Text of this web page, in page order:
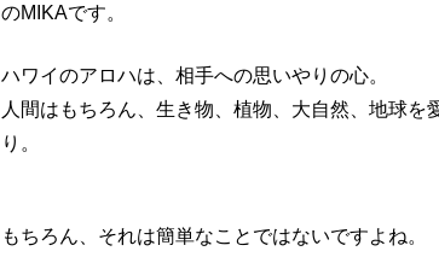
のMIKAです。
ハワイのアロハは、相手への思いやりの心。
人間はもちろん、生き物、植物、大自然、地球
り。
もちろん、それは簡単なことではないですよね。